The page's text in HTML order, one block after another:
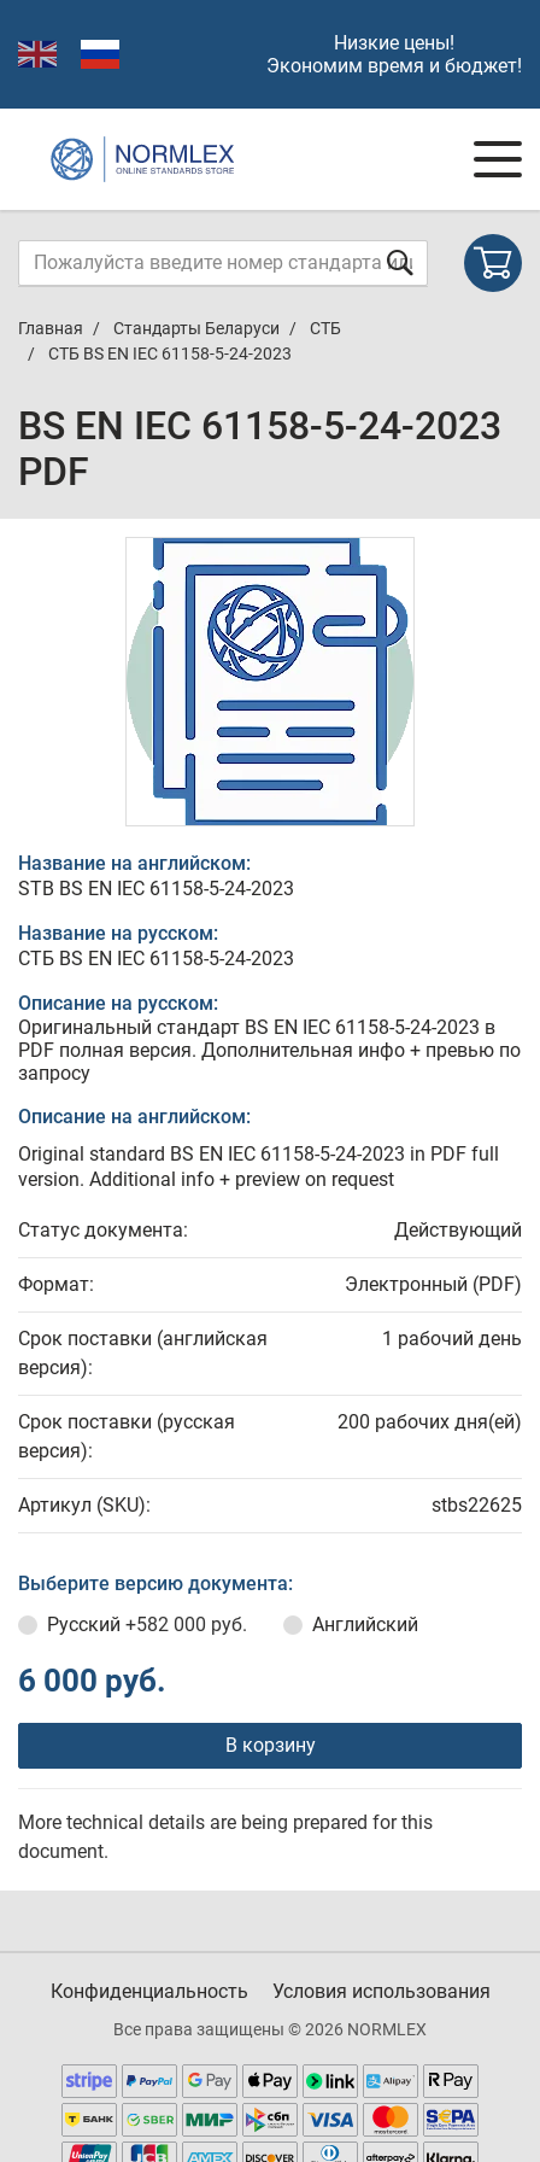
Низкие цены!
Экономим время и бюджет!
Главная Стандарты Беларуси
СТБ
СТБ BS EN IEC 61158-5-24-2023
BS EN IEC 61158-5-24-2023
PDF
Название на английском:
STB BS EN IEC 61158-5-24-2023
Название на русском:
СТБ BS EN IEC 61158-5-24-2023
Описание на русском:
Оригинальный стандарт BS EN IEC 61158-5-24-2023 в
PDF полная версия. Дополнительная инфо + превью по
запросу
Описание на английском:
Original standard BS EN IEC 61158-5-24-2023 in PDF full
version. Additional info + preview on request
Статус документа: Действующий
Формат: Электронный (PDF)
Срок поставки (английская
версия):
1 рабочий день
Срок поставки (русская
версия):
200 рабочих дня(ей)
Артикул (SKU): stbs22625
Выберите версию документа:
Русский +582 000 руб. Английский
6 000 руб.
В корзину
More technical details are being prepared for this
document.
Конфиденциальность Условия использования
Все права защищены © 2026 NORMLEX